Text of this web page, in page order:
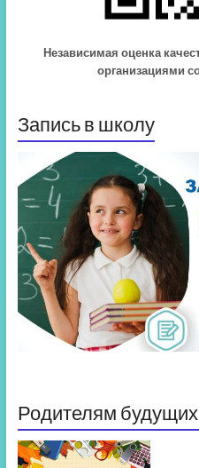
Независимая оценка
организациями
Запись в школу
Родителям